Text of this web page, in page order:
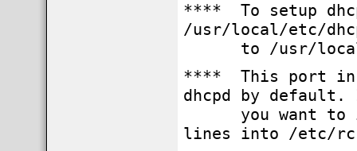
**** To setup
/usr/local/etc/
to /usr/local/
**** This port
dhcpd by
you want to
lines into /etc/